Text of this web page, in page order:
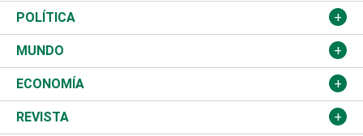
Nacional
Ciudad
Educación
Salud
POLÍTICA
Partidos
JCE
TSE
MUNDO
Estados Unidos
América Latina
ECONOMÍA
Finanzas
REVISTA